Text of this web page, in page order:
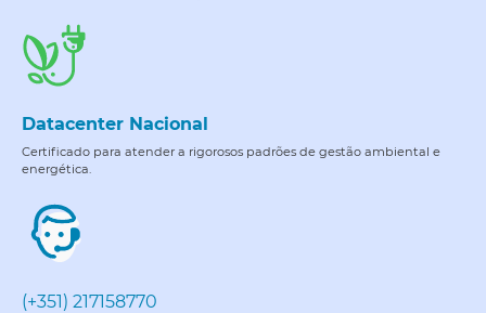
Datacenter Nacional
Certificado para atender a rigorosos padrões de gestão ambiental e
energética.
(+351) 217158770